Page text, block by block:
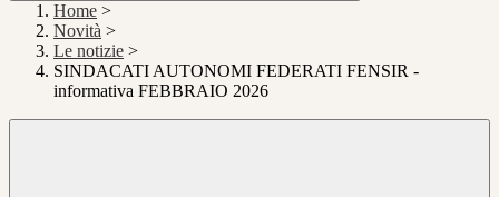
Home >
Novità >
Le notizie >
SINDACATI AUTONOMI FEDERATI FENSIR -
informativa FEBBRAIO 2026